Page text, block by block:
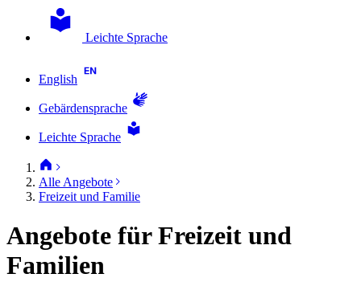
Leichte Sprache
English
Gebärdensprache
Leichte Sprache
Alle Angebote
Freizeit und Familie
Angebote für Freizeit und
Familien